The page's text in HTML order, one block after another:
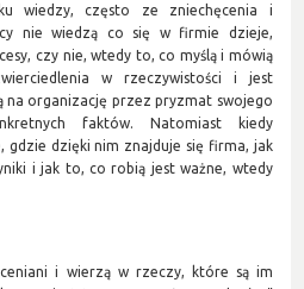
wiedzy, często ze zniechęcenia i
nie wiedzą co się w firmie dzieje,
czy nie, wtedy to, co myślą i mówią
w rzeczywistości i jest
na organizację przez pryzmat swojego
faktów. Natomiast kiedy
gdzie dzięki nim znajduje się firma, jak
i jak to, co robią jest ważne, wtedy
i wierzą w rzeczy, które są im